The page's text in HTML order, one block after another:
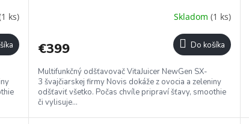
A
R
M
O
ks)
A
R
M
O
Skladom(1 ks)
€399 Do košíka
Multifunkčný odšťavovač VitaJuicer NewGen SX-
3 švajčiarskej firmy Novis dokáže z ovocia a zeleniny
odšťaviť všetko. Počas chvíle pripraví šťavy, smoothie
či vylisuje...